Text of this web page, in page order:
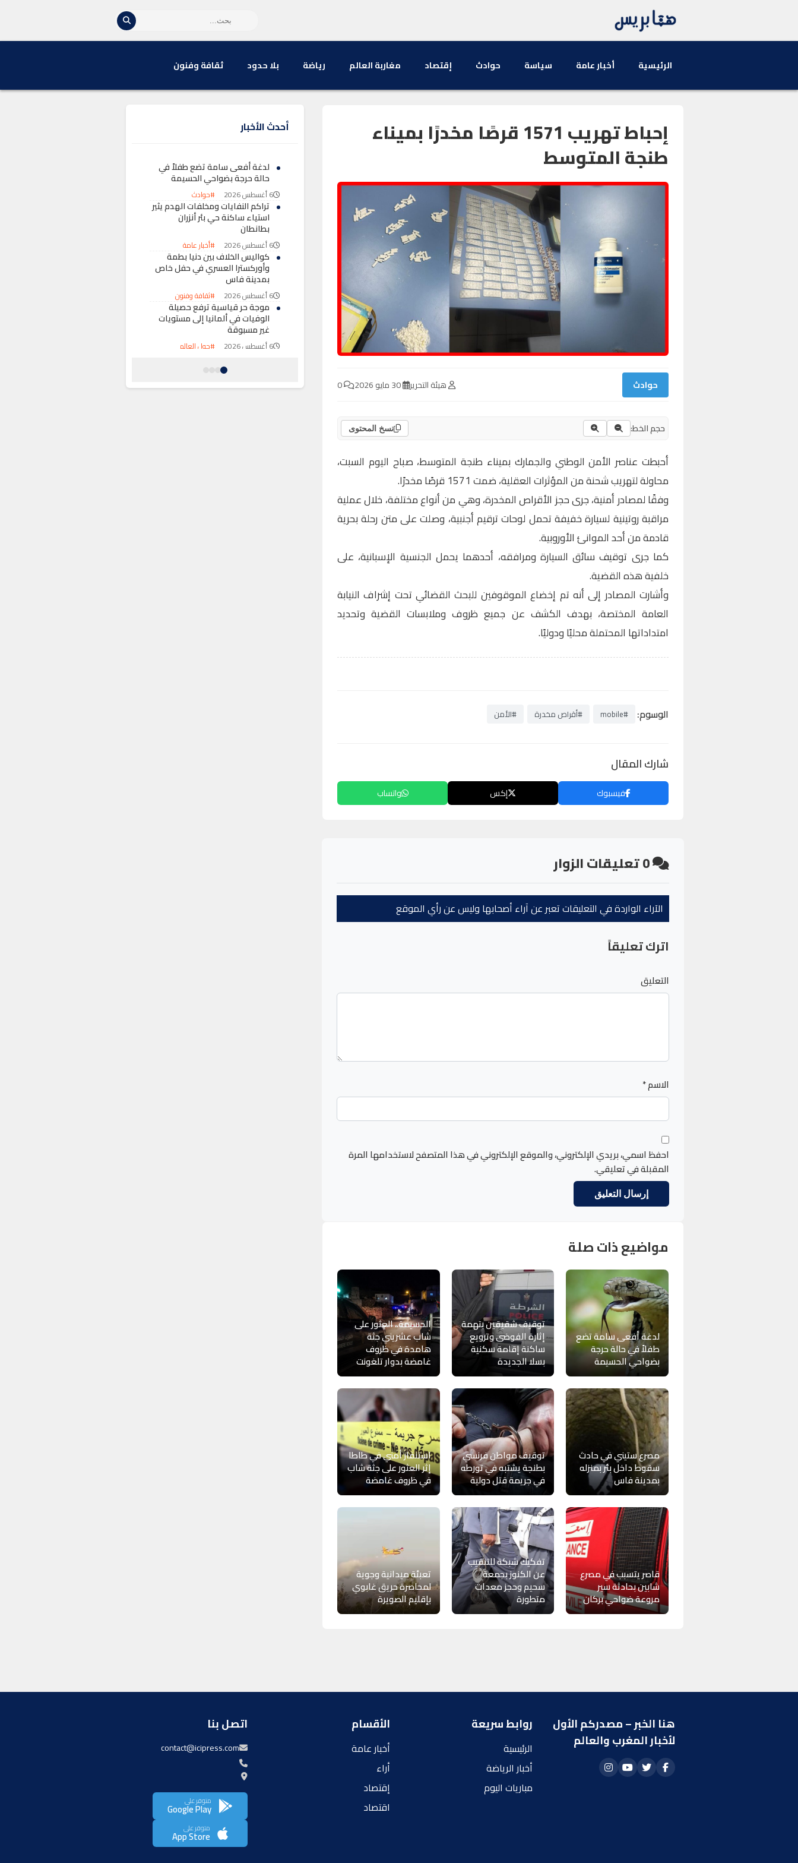
الرئيسية أخبار عامة سياسة حوادث إقتصاد مغاربة العالم رياضة بلا حدود ثقافة وفنون
إحباط تهريب 1571 قرصًا مخدرًا بميناء
طنجة المتوسط
حوادث هيئة التحرير
حجم الخط: نسخ المحتوى
أحبطت عناصر الأمن الوطني والجمارك بميناء طنجة المتوسط، صباح اليوم السبت،
محاولة لتهريب شحنة من المؤثرات العقلية، ضمت 1571 قرصًا مخدرًا.
وفقًا لمصادر أمنية، جرى حجز الأقراص المخدرة، وهي من أنواع مختلفة، خلال عملية
مراقبة روتينية لسيارة خفيفة تحمل لوحات ترقيم أجنبية، وصلت على متن رحلة بحرية
قادمة من أحد الموانئ الأوروبية.
كما جرى توقيف سائق السيارة ومرافقه، أحدهما يحمل الجنسية الإسبانية، على
خلفية هذه القضية.
وأشارت المصادر إلى أنه تم إخضاع الموقوفين للبحث القضائي تحت إشراف النيابة
العامة المختصة، بهدف الكشف عن جميع ظروف وملابسات القضية وتحديد
امتداداتها المحتملة محليًا ودوليًا.
الوسوم: #mobile #أقراص مخدرة #الأمن
شارك المقال
فيسبوك إكس واتساب
0تعليقات الزوار
الآراء الواردة في التعليقات تعبر عن آراء أصحابها وليس عن رأي الموقع
اترك تعليقاً
التعليق
الاسم*
احفظ اسمي، بريدي الإلكتروني، والموقع الإلكتروني في هذا المتصفح لاستخدامها المرة
المقبلة في تعليقي.
مواضيع ذات صلة
لدغة أفعى سامة تضع
طفلاً في حالة حرجة
بضواحي الحسيمة
توقيف شقيقين بتهمة
إثارة الفوضى وترويع
ساكنة إقامة سكنية
بسلا الجديدة
الحسيمة.. العثور على
شاب عشريني جثة
هامدة في ظروف
غامضة بدوار تلغونت
مصرع ستيني في حادث
سقوط داخل بئر بمنزله
بمدينة فاس
توقيف مواطن فرنسي
بطنجة يشتبه في تورطه
في جريمة قتل دولية
استنفار أمني في طاطا
إثر العثور على جثة شاب
في ظروف غامضة
قاصر يتسبب في مصرع
شابين بحادثة سير
مروعة ضواحي بركان
تفكيك شبكة للتنقيب
عن الكنوز بجمعة
سحيم وحجز معدات
متطورة
تعبئة ميدانية وجوية
لمحاصرة حريق غابوي
بإقليم الصويرة
أحدث الأخبار
لدغة أفعى سامة تضع طفلاً في
حالة حرجة بضواحي الحسيمة
6 أغسطس 2026 #حوادث
تراكم النفايات ومخلفات الهدم يثير
استياء ساكنة حي بئر أنزران
بطانطان
6 أغسطس 2026 #أخبار عامة
كواليس الخلاف بين دنيا بطمة
وأوركسترا العسري في حفل خاص
بمدينة فاس
6 أغسطس 2026 #ثقافة وفنون
موجة حر قياسية ترفع حصيلة
الوفيات في ألمانيا إلى مستويات
غير مسبوقة
6 أغسطس 2026 #حول العالم
كأول أمريكي من أصول عربية يحجز
هنا الخبر – مصدركم الأول
لأخبار المغرب والعالم
روابط سريعة
الرئيسية
أخبار الرياضة
مباريات اليوم
الأقسام
أخبار عامة
أراء
إقتصاد
اقتصاد
اتصل بنا
contact@icipress.com
متوفر على
Google Play
متوفر على
App Store